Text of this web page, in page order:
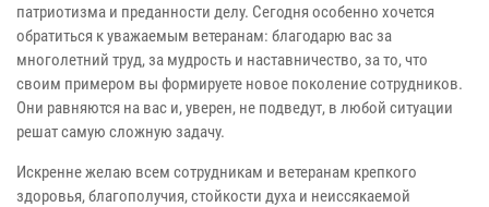
патриотизма и преданности делу. Сегодня особенно хочется
обратиться к уважаемым ветеранам: благодарю вас за
многолетний труд, за мудрость и наставничество, за то, что
своим примером вы формируете новое поколение сотрудников.
Они равняются на вас и, уверен, не подведут, в любой ситуации
решат самую сложную задачу.
Искренне желаю всем сотрудникам и ветеранам крепкого
здоровья, благополучия, стойкости духа и неиссякаемой